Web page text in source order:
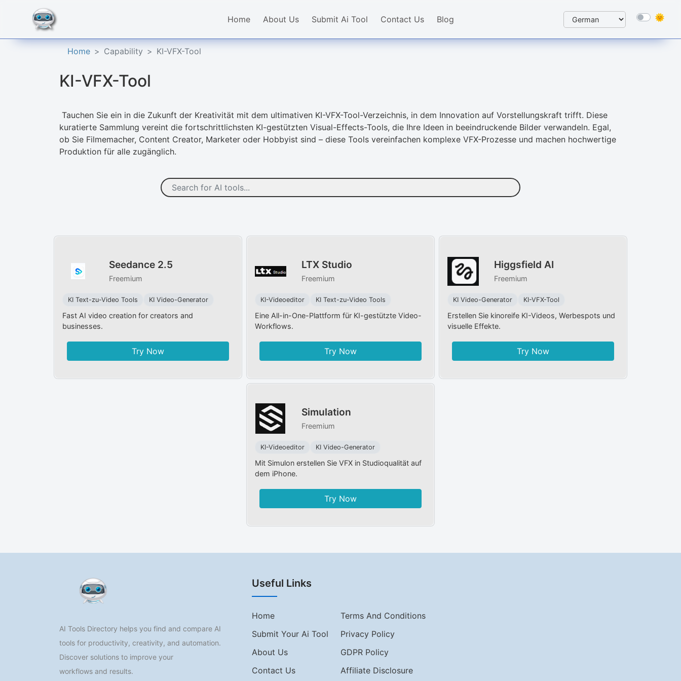
Home About Us Submit Ai Tool Contact Us Blog
Home Capability KI-VFX-Tool
KI-VFX-Tool
Tauchen Sie ein in die Zukunft der Kreativität mit dem ultimativen KI-VFX-Tool-Verzeichnis, in dem Innovation auf Vorstellungskraft trifft. Diese
kuratierte Sammlung vereint die fortschrittlichsten KI-gestützten Visual-Effects-Tools, die Ihre Ideen in beeindruckende Bilder verwandeln. Egal,
ob Sie Filmemacher, Content Creator, Marketer oder Hobbyist sind – diese Tools vereinfachen komplexe VFX-Prozesse und machen hochwertige
Produktion für alle zugänglich.
Seedance 2.5
Freemium
KI Text-zu-Video Tools KI Video-Generator
Fast AI video creation for creators and
businesses.
Try Now
LTX Studio
Freemium
KI-Videoeditor KI Text-zu-Video Tools
Eine All-in-One-Plattform für KI-gestützte Video-
Workflows.
Try Now
Higgsfield AI
Freemium
KI Video-Generator KI-VFX-Tool
Erstellen Sie kinoreife KI-Videos, Werbespots und
visuelle Effekte.
Try Now
Simulation
Freemium
KI-Videoeditor KI Video-Generator
Mit Simulon erstellen Sie VFX in Studioqualität auf
dem iPhone.
Try Now
AI Tools Directory helps you find and compare AI
tools for productivity, creativity, and automation.
Discover solutions to improve your
workflows and results.
Useful Links
Home
Terms And Conditions
Submit Your Ai Tool
Privacy Policy
About Us
GDPR Policy
Contact Us
Affiliate Disclosure